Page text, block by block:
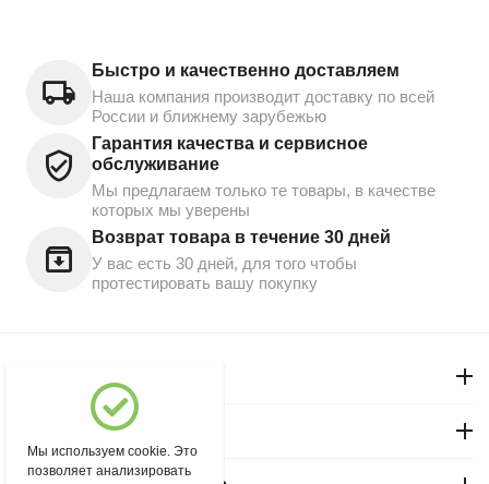
Быстро и качественно доставляем
Наша компания производит доставку по всей
России и ближнему зарубежью
Гарантия качества и сервисное
обслуживание
Мы предлагаем только те товары, в качестве
которых мы уверены
Возврат товара в течение 30 дней
У вас есть 30 дней, для того чтобы
протестировать вашу покупку
Магазин "Северный"
Мы используем cookie. Это
позволяет анализировать